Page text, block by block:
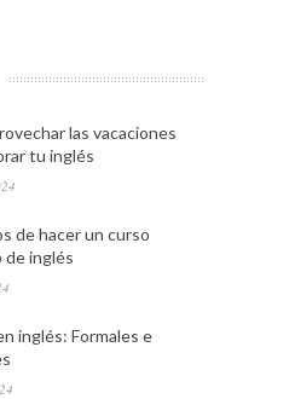
las vacaciones
tu inglés
de hacer un curso
inglés
inglés: Formales e